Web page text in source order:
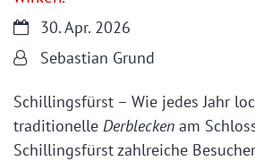
Datum:30. Apr. 2026
Von:Sebastian Grund
Schillingsfürst – Wie jedes Jahr
traditionelle Derblecken am
Schillingsfürst zahlreiche